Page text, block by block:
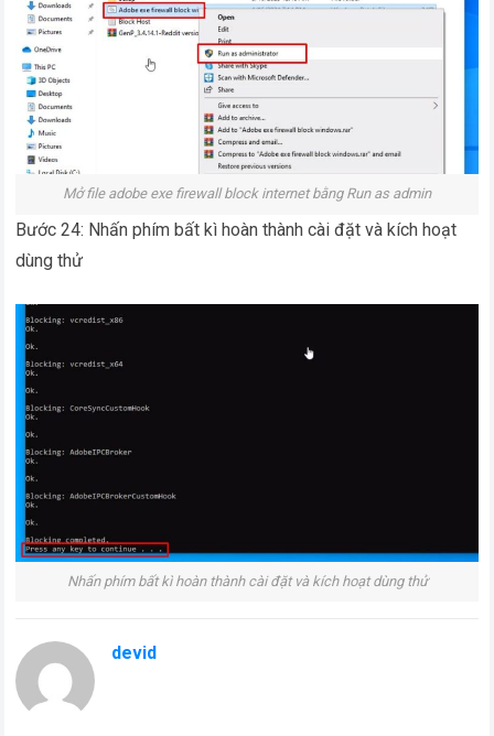
Mở file adobe exe firewall block internet bằng Run as admin
Bước 24: Nhấn phím bất kì hoàn thành cài đặt và kích hoạt
dùng thử
Nhấn phím bất kì hoàn thành cài đặt và kích hoạt dùng thử
devid